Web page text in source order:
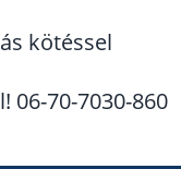
kötéssel
06-70-7030-860